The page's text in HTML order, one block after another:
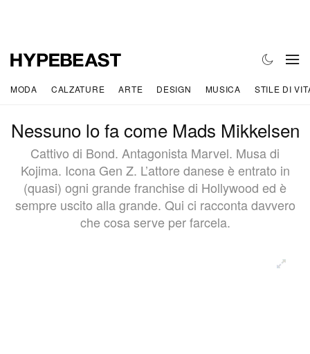
MODA CALZATURE ARTE DESIGN MUSICA STILE DI
Nessuno lo fa come Mads Mikkelsen
Cattivo di Bond. Antagonista Marvel. Musa di
Kojima. Icona Gen Z. L’attore danese è entrato in
(quasi) ogni grande franchise di Hollywood ed è
sempre uscito alla grande. Qui ci racconta davvero
che cosa serve per farcela.